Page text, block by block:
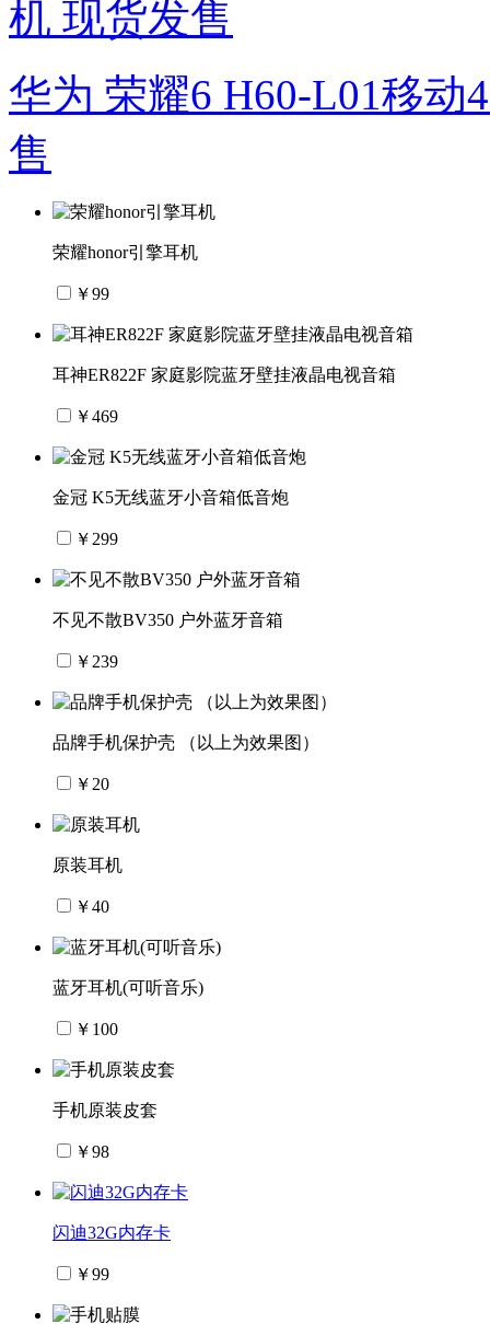
华为 荣耀6 H60-L01移动
售
荣耀honor引擎耳机
￥99
耳神ER822F 家庭影院蓝牙壁挂液晶电视音箱
￥469
金冠 K5无线蓝牙小音箱低音炮
￥299
不见不散BV350 户外蓝牙音箱
￥239
品牌手机保护壳 （以上为效果图）
￥20
原装耳机
￥40
蓝牙耳机(可听音乐)
￥100
手机原装皮套
￥98
闪迪32G内存卡
￥99